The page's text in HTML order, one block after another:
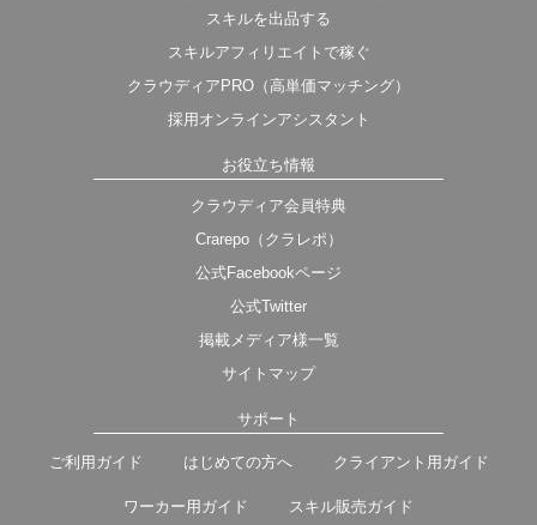
スキルを出品する
スキルアフィリエイトで稼ぐ
クラウディアPRO（高単価マッチング）
採用オンラインアシスタント
お役立ち情報
クラウディア会員特典
Crarepo（クラレポ）
公式Facebookページ
公式Twitter
掲載メディア様一覧
サイトマップ
サポート
ご利用ガイド はじめての方へ クライアント用ガイド
ワーカー用ガイド スキル販売ガイド